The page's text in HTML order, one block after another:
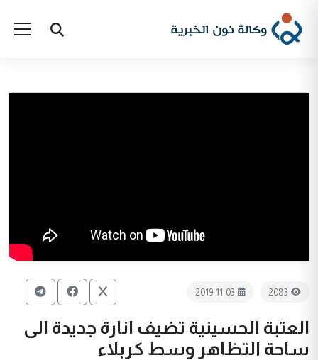
2083
2019-11-03
العتبة الحسينية تضيف انارة جديدة الى
ساحة التظاهر وسط كربلاء